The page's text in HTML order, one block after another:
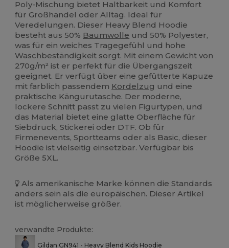
Poly-Mischung bietet Haltbarkeit und Komfort
für Großhandel oder Alltag. Ideal für
Veredelungen. Dieser Heavy Blend Hoodie
besteht aus 50% Baumwolle und 50% Polyester,
was für ein weiches Tragegefühl und hohe
Waschbeständigkeit sorgt. Mit einem Gewicht von
270g/m² ist er perfekt für die Übergangszeit
geeignet. Er verfügt über eine gefütterte Kapuze
mit farblich passendem Kordelzug und eine
praktische Kängurutasche. Der moderne,
lockere Schnitt passt zu vielen Figurtypen, und
das Material bietet eine glatte Oberfläche für
Siebdruck, Stickerei oder DTF. Ob für
Firmenevents, Sportteams oder als Basic, dieser
Hoodie ist vielseitig einsetzbar. Verfügbar bis
Größe 5XL.
Als amerikanische Marke können die Standards
anders sein als die europäischen. Dieser Artikel
ist möglicherweise größer.
verwandte Produkte:
Gildan GN941 - Heavy Blend Kids Hoodie